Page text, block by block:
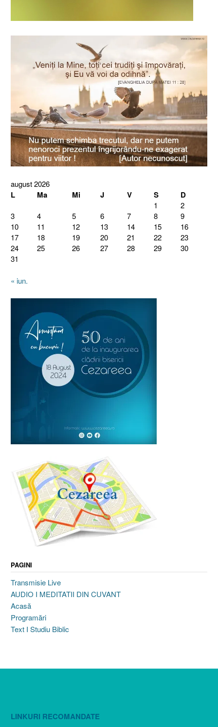
august 2026
L Ma Mi J V S D
1
2
3
4 5 6 7 8
9
10
11 12 13 14 15
16
17
18 19 20 21 22
23
24
25 26 27 28 29
30
31
« iun.
PAGINI
Transmisie Live
AUDIO I MEDITATII DIN CUVANT
Acasă
Programări
Text I Studiu Biblic
LINKURI RECOMANDATE